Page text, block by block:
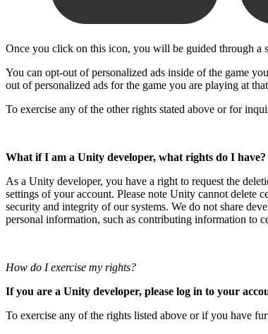
Once you click on this icon, you will be guided through a
You can opt-out of personalized ads inside of the game
out of personalized ads for the game you are playing at
To exercise any of the other rights stated above or for
What if I am a Unity developer, what rights do I have?
As a Unity developer, you have a right to request the
settings of your account. Please note Unity cannot delete
security and integrity of our systems. We do not share
personal information, such as contributing information to
How do I exercise my rights?
If you are a Unity developer, please log in to your
To exercise any of the rights listed above or if you have